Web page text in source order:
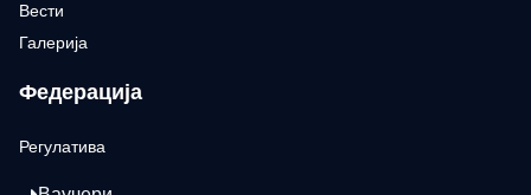
Вести
Галерија
Федерација
Регулатива